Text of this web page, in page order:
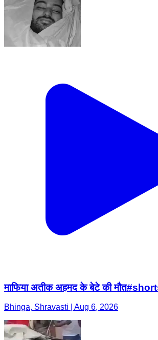
माफिया अतीक अहमद के बेटे की
Bhinga, Shravasti | Aug 6, 2026